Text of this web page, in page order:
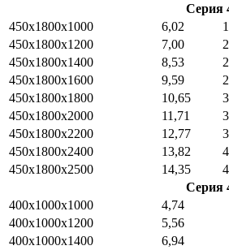
Серия
450x1800x1000
6,02
450x1800x1200
7,00
450x1800x1400
8,53
450x1800x1600
9,59
450x1800x1800
10,65
450x1800x2000
11,71
450x1800x2200
12,77
450x1800x2400
13,82
450x1800x2500
14,35
Серия
400x1000x1000
4,74
400x1000x1200
5,56
400x1000x1400
6,94